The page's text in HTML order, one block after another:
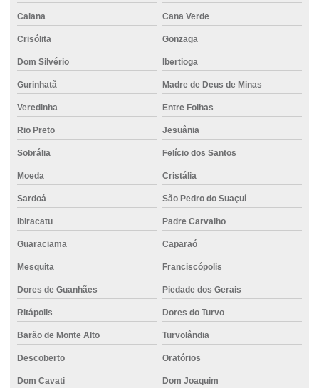
Caiana Cana Verde
Crisólita Gonzaga
Dom Silvério Ibertioga
Gurinhatã Madre de Deus de Minas
Veredinha Entre Folhas
Rio Preto Jesuânia
Sobrália Felício dos Santos
Moeda Cristália
Sardoá São Pedro do Suaçuí
Ibiracatu Padre Carvalho
Guaraciama Caparaó
Mesquita Franciscópolis
Dores de Guanhães Piedade dos Gerais
Ritápolis Dores do Turvo
Barão de Monte Alto Turvolândia
Descoberto Oratórios
Dom Cavati Dom Joaquim